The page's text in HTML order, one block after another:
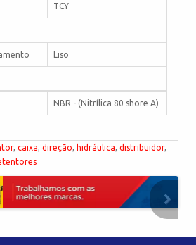
TCY
Liso
NBR - (Nitrílica 80 shore A)
, caixa, direção, hidráulica, distribuidor,